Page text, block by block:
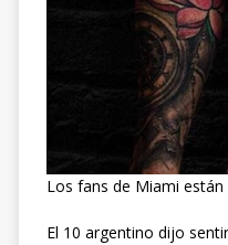
Los fans de Miami
El 10 argentino dijo